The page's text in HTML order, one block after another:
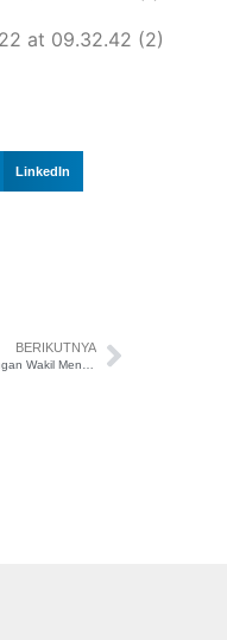
LinkedIn
BERIKUTNYA
Kunjungan Wakil Menteri Pendidikan Dasar dan Menengah (Wamendikdasmen) Prof. Atip Latipulhayat, S.H., LL.M., Ph.D ke SMAN 28 Jakarta